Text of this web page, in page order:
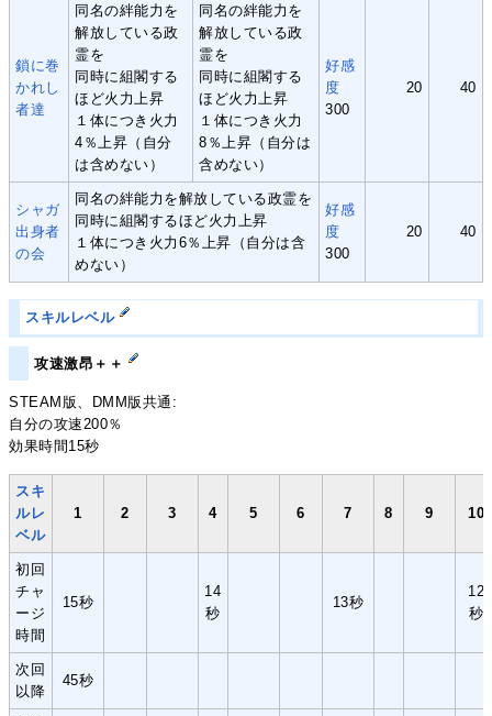
鎖に巻
かれし
者達
同名の絆能力を
解放している政
霊を
同時に組閣する
ほど火力上昇
１体につき火力
4％上昇（自分
は含めない）
同名の絆能力を
解放している政
霊を
同時に組閣する
ほど火力上昇
１体につき火力
8％上昇（自分は
含めない）
好感
度
300
20 40
シャガ
出身者
の会
同名の絆能力を解放している政霊を
同時に組閣するほど火力上昇
１体につき火力6％上昇（自分は含
めない）
好感
度
300
20 40
スキルレベル
攻速激昂＋＋
STEAM版、DMM版共通:
自分の攻速200％
効果時間15秒
スキ
ルレ
ベル
1 2 3 4 5 6 7 8 9 10
初回
チャ
ージ
時間
15秒
14
秒
13秒
12
秒
次回
以降
45秒